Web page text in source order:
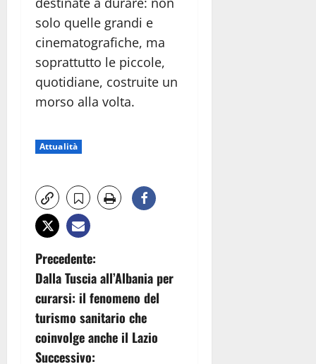
solo quelle grandi e
cinematografiche, ma
soprattutto le piccole,
quotidiane, costruite un
morso alla volta.
Attualità
N
a
v
i
Precedente:
Dalla Tuscia all’Albania per
curarsi: il fenomeno del
turismo sanitario che
coinvolge anche il Lazio
Successivo: